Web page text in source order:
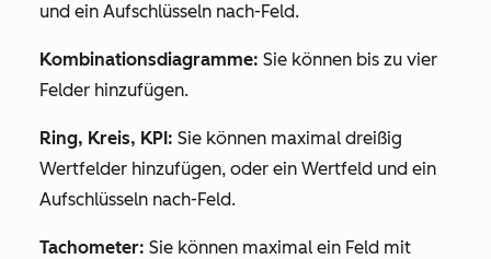
und ein Aufschlüsseln nach-Feld.
Kombinationsdiagramme: Sie können bis zu vier
Felder hinzufügen.
Ring, Kreis, KPI: Sie können maximal dreißig
Wertfelder hinzufügen, oder ein Wertfeld und ein
Aufschlüsseln nach-Feld.
Tachometer: Sie können maximal ein Feld mit